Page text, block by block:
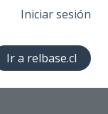
Iniciar sesión
Ir a relbase.cl